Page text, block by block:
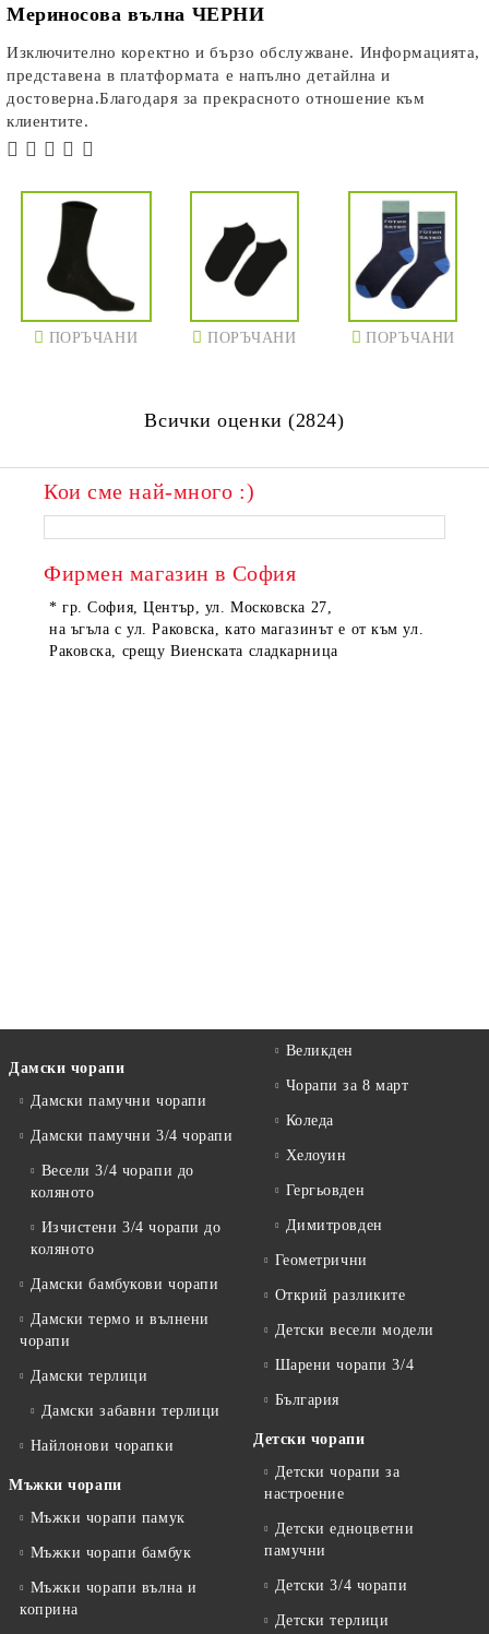
Мериносова вълна ЧЕРНИ
Изключително коректно и бързо обслужване. Информацията,
представена в платформата е напълно детайлна и
достоверна.Благодаря за прекрасното отношение към
клиентите.
ПОРЪЧАНИ ПОРЪЧАНИ ПОРЪЧАНИ
ПОРЪЧАНИ
Всички оценки (2824)
Кои сме най-много :)
Фирмен магазин в София
* гр. София, Център, ул. Московска 27,
на ъгъла с ул. Раковска, като магазинът е от към ул.
Раковска, срещу Виенската сладкарница
Дамски чорапи
Дамски памучни чорапи
Дамски памучни 3/4 чорапи
Весели 3/4 чорапи до
коляното
Изчистени 3/4 чорапи до
коляното
Дамски бамбукови чорапи
Дамски термо и вълнени
чорапи
Дамски терлици
Дамски забавни терлици
Найлонови чорапки
Мъжки чорапи
Мъжки чорапи памук
Мъжки чорапи бамбук
Мъжки чорапи вълна и
коприна
Великден
Чорапи за 8 март
Коледа
Хелоуин
Гергьовден
Димитровден
Геометрични
Открий разликите
Детски весели модели
Шарени чорапи 3/4
България
Детски чорапи
Детски чорапи за
настроение
Детски едноцветни
памучни
Детски 3/4 чорапи
Детски терлици